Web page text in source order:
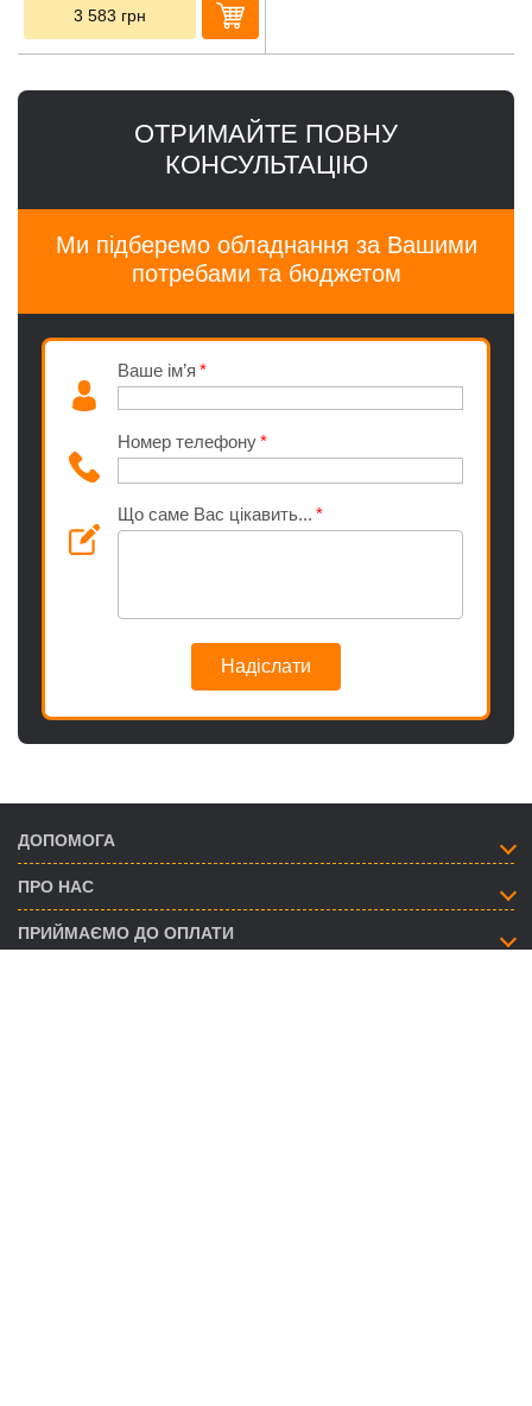
3 583 грн
ОТРИМАЙТЕ ПОВНУ
КОНСУЛЬТАЦІЮ
Ми підберемо обладнання за Вашими
потребами та бюджетом
Ваше ім’я
Номер телефону
Що саме Вас цікавить...
Надіслати
ДОПОМОГА
ПРО НАС
ПРИЙМАЄМО ДО ОПЛАТИ